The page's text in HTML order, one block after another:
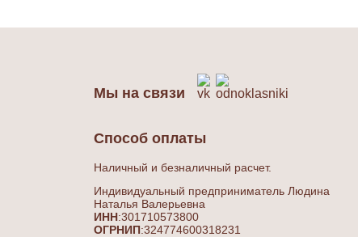
Мы на связи
Способ оплаты
Наличный и безналичный расчет.
Индивидуальный предприниматель Людина
Наталья Валерьевна
ИНН:301710573800
ОГРНИП:324774600318231